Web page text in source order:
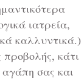
ιατρεία,
καλλυντικά.)
κάτι
σας και